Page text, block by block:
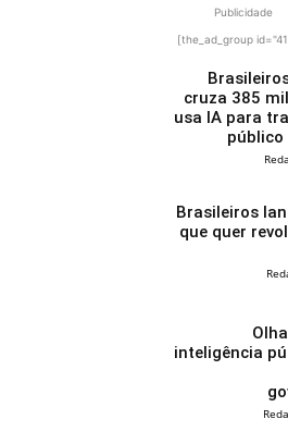
Publicidade
[the_ad_group
cruza 385
usa IA para
público
Brasileiros
que quer
inteligência